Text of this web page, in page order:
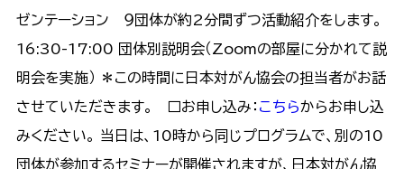
ゼンテーション ９団体が約2分間ずつ活動紹介をします。
16:30-17:00 団体別説明会（Zoomの部屋に分かれて説
明会を実施） ＊この時間に日本対がん協会の担当者がお話
させていただきます。 □お申し込み： こちらからお申し込
みください。 当日は、10時から同じプログラムで、別の10
団体が参加するセミナーが開催されますが、日本対がん協